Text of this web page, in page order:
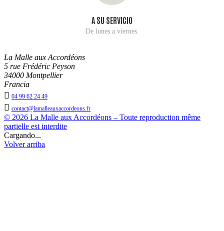
A SU SERVICIO
De lunes a viernes.
La Malle aux Accordéons
5 rue Frédéric Peyson
34000 Montpellier
Francia
 04 99 62 24 49
 contact@lamalleauxaccordeons.fr
© 2026 La Malle aux Accordéons – Toute reproduction même
partielle est interdite
Cargando...
Volver arriba